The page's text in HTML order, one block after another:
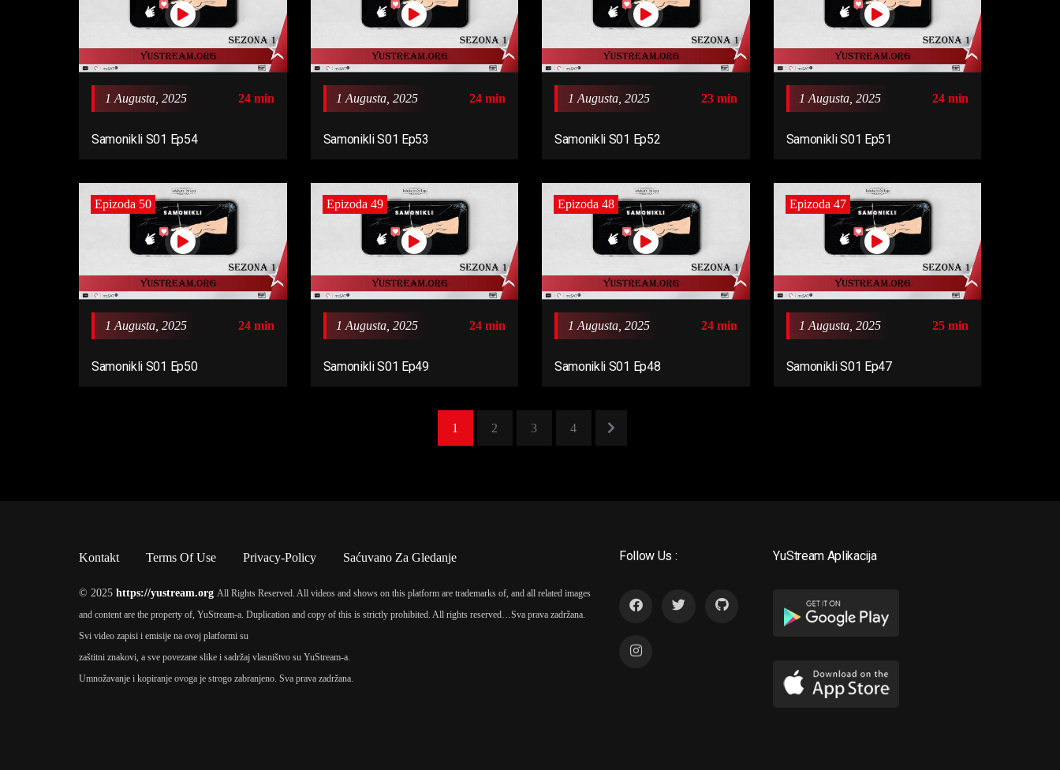
1 Augusta, 2025 24 min
Samonikli S01 Ep54
1 Augusta, 2025 24 min
Samonikli S01 Ep53
1 Augusta, 2025 23 min
Samonikli S01 Ep52
1 Augusta, 2025 24 min
Samonikli S01 Ep51
Epizoda 50
1 Augusta, 2025 24 min
Samonikli S01 Ep50
Epizoda 49
1 Augusta, 2025 24 min
Samonikli S01 Ep49
Epizoda 48
1 Augusta, 2025 24 min
Samonikli S01 Ep48
Epizoda 47
1 Augusta, 2025 25 min
Samonikli S01 Ep47
1 2 3 4
Kontakt Terms Of Use Privacy-Policy Saćuvano Za Gledanje
© 2025 https://yustream.org All Rights Reserved. All videos and shows on this platform are trademarks of, and all related images
and content are the property of, YuStream-a. Duplication and copy of this is strictly prohibited. All rights reserved…Sva prava zadržana.
Svi video zapisi i emisije na ovoj platformi su
zaštitni znakovi, a sve povezane slike i sadržaj vlasništvo su YuStream-a.
Umnožavanje i kopiranje ovoga je strogo zabranjeno. Sva prava zadržana.
Follow Us : YuStream Aplikacija